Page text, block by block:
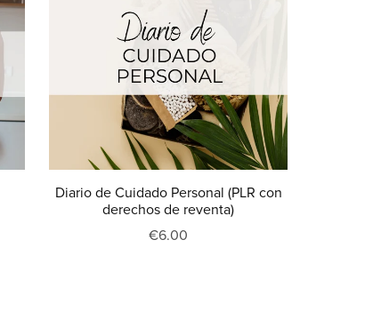
Diario de Cuidado Personal (PLR con
derechos de reventa)
€6.00